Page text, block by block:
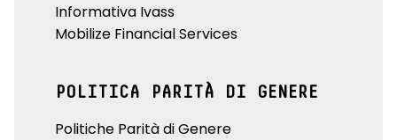
Informativa Ivass
Mobilize Financial Services
POLITICA PARITÀ DI GENERE
Politiche Parità di Genere